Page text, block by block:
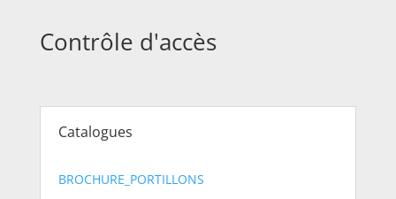
Contrôle d'accès
Catalogues
BROCHURE_PORTILLONS